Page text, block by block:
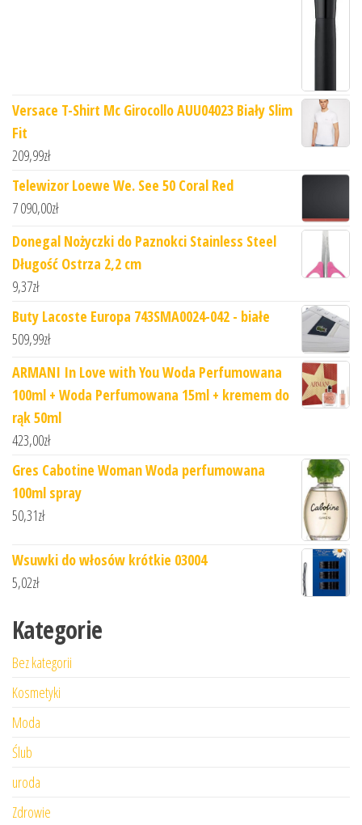
Versace T-Shirt Mc Girocollo AUU04023 Biały Slim
Fit
209,99zł
Telewizor Loewe We. See 50 Coral Red
7 090,00zł
Donegal Nożyczki do Paznokci Stainless Steel
Długość Ostrza 2,2 cm
9,37zł
Buty Lacoste Europa 743SMA0024-042 - białe
509,99zł
ARMANI In Love with You Woda Perfumowana
100ml + Woda Perfumowana 15ml + kremem do
rąk 50ml
423,00zł
Gres Cabotine Woman Woda perfumowana
100ml spray
50,31zł
Wsuwki do włosów krótkie 03004
5,02zł
Kategorie
Bez kategorii
Kosmetyki
Moda
Ślub
uroda
Zdrowie